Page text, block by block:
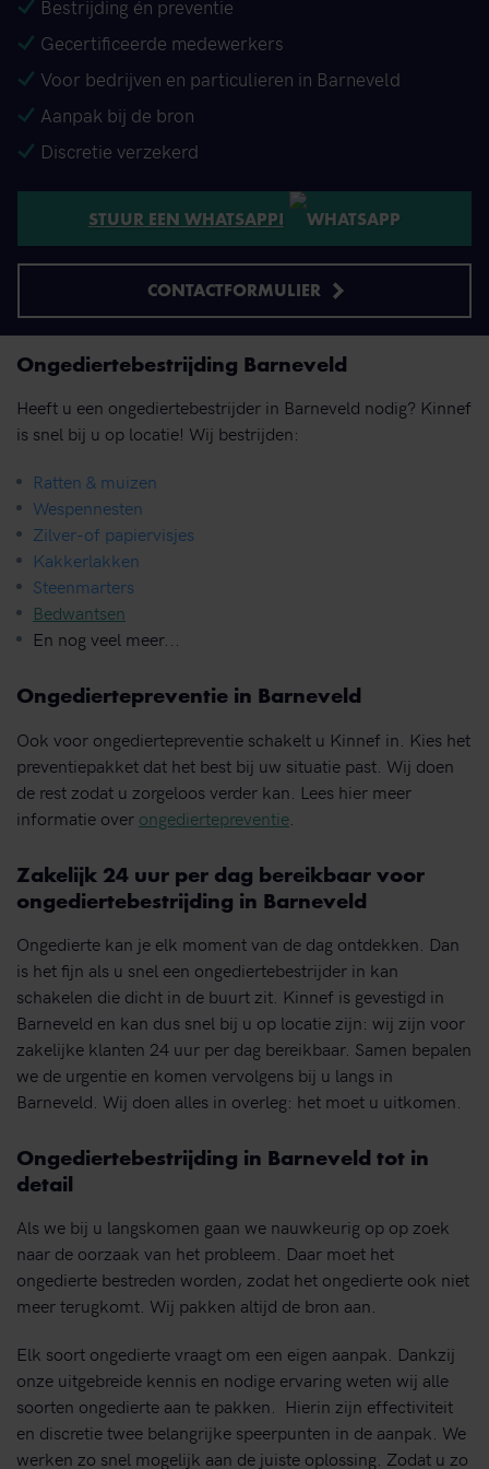
Bestrijding én preventie
Gecertificeerde medewerkers
Voor bedrijven en particulieren in Barneveld
Aanpak bij de bron
Discretie verzekerd
STUUR EEN WHATSAPP!
CONTACTFORMULIER
Ongediertebestrijding Barneveld
Heeft u een ongediertebestrijder in Barneveld nodig? Kinnef
is snel bij u op locatie! Wij bestrijden:
Ratten & muizen
Wespennesten
Zilver-of papiervisjes
Kakkerlakken
Steenmarters
Bedwantsen
En nog veel meer...
Ongediertepreventie in Barneveld
Ook voor ongediertepreventie schakelt u Kinnef in. Kies het
preventiepakket dat het best bij uw situatie past. Wij doen
de rest zodat u zorgeloos verder kan. Lees hier meer
informatie over ongediertepreventie
Zakelijk 24 uur per dag bereikbaar voor
ongediertebestrijding in Barneveld
Ongedierte kan je elk moment van de dag ontdekken. Dan
is het fijn als u snel een ongediertebestrijder in kan
schakelen die dicht in de buurt zit. Kinnef is gevestigd in
Barneveld en kan dus snel bij u op locatie zijn: wij zijn voor
zakelijke klanten 24 uur per dag bereikbaar. Samen bepalen
we de urgentie en komen vervolgens bij u langs in
Barneveld. Wij doen alles in overleg: het moet u uitkomen.
Ongediertebestrijding in Barneveld tot in
detail
Als we bij u langskomen gaan we nauwkeurig op op zoek
naar de oorzaak van het probleem. Daar moet het
ongedierte bestreden worden, zodat het ongedierte ook niet
meer terugkomt. Wij pakken altijd de bron aan.
Elk soort ongedierte vraagt om een eigen aanpak. Dankzij
onze uitgebreide kennis en nodige ervaring weten wij alle
soorten ongedierte aan te pakken. Hierin zijn effectiviteit
en discretie twee belangrijke speerpunten in de aanpak. We
werken zo snel mogelijk aan de juiste oplossing. Zodat u zo